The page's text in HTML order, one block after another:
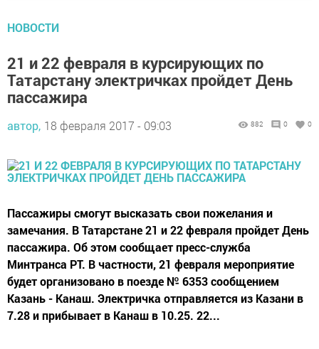
НОВОСТИ
21 и 22 февраля в курсирующих по
Татарстану электричках пройдет День
пассажира
автор, 18 февраля 2017 - 09:03 882 0 0
Пассажиры смогут высказать свои пожелания и
замечания. В Татарстане 21 и 22 февраля пройдет День
пассажира. Об этом сообщает пресс-служба
Минтранса РТ. В частности, 21 февраля мероприятие
будет организовано в поезде № 6353 сообщением
Казань - Канаш. Электричка отправляется из Казани в
7.28 и прибывает в Канаш в 10.25. 22...